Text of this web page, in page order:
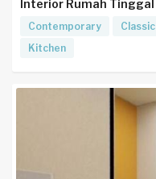
Interior Rumah Tinggal
Contemporary Classic
Kitchen